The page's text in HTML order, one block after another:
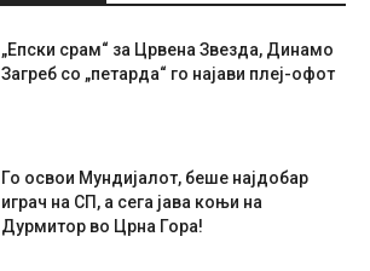
„Епски срам“ за Црвена Звезда, Динамо
Загреб со „петарда“ го најави плеј-офот
Го освои Мундијалот, беше најдобар
играч на СП, а сега јава коњи на
Дурмитор во Црна Гора!